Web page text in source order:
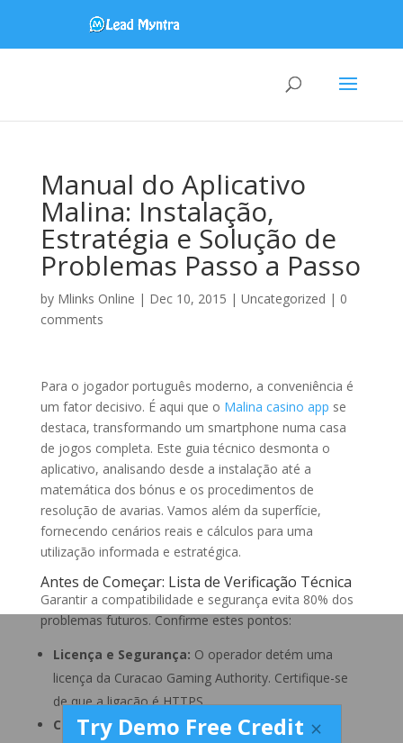
Manual do Aplicativo
Malina: Instalação,
Estratégia e Solução de
Problemas Passo a Passo
by Mlinks Online | Dec 10, 2015 | Uncategorized | 0
comments
Para o jogador português moderno, a conveniência é
um fator decisivo. É aqui que o Malina casino app se
destaca, transformando um smartphone numa casa
de jogos completa. Este guia técnico desmonta o
aplicativo, analisando desde a instalação até a
matemática dos bónus e os procedimentos de
resolução de avarias. Vamos além da superfície,
fornecendo cenários reais e cálculos para uma
utilização informada e estratégica.
Antes de Começar: Lista de Verificação Técnica
Garantir a compatibilidade e segurança evita 80% dos
problemas futuros. Confirme estes pontos:
Licença e Segurança: O operador detém uma
licença da Curacao Gaming Authority. Certifique-se
de que a ligação é HTTPS.
Compatibilidade do Sistema:Para Android,
×
Try Demo Free Credit